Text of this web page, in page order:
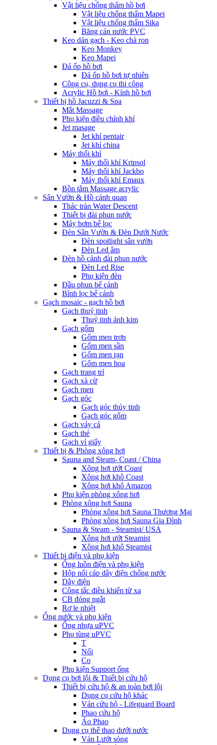
Vật liệu chống thấm hồ bơi
Vật liệu chống thấm Mapei
Vật liệu chống thấm Sika
Băng cản nước PVC
Keo dán gạch - Keo chà ron
Keo Monkey
Keo Mapei
Đá ốp hồ bơi
Đá ốp hồ bơi tự nhiên
Công cụ, dụng cụ thi công
Acrylic Hồ bơi - Kính hồ bơi
Thiết bị hồ Jacuzzi & Spa
Mắt Massage
Phụ kiện điều chỉnh khí
Jet masage
Jet khí pentair
Jet khí china
Máy thổi khí
Máy thổi khí Kripsol
Máy thổi khí Jackbo
Máy thổi khí Emaux
Bồn tắm Massage acrylic
Sân Vườn & Hồ cảnh quan
Thác tràn Water Descent
Thiết bị đài phun nước
Máy bơm bể lọc
Đèn Sân Vườn & Đèn Dưới Nước
Đèn spotlight sân vườn
Đèn Led âm
Đèn hồ cảnh đài phun nước
Đèn Led Rise
Phụ kiện đèn
Đầu phun bể cảnh
Bình lọc bể cảnh
Gạch mosaic - gạch hồ bơi
Gạch thuỷ tinh
Thuỷ tinh ánh kim
Gạch gốm
Gốm men trơn
Gốm men sần
Gốm men rạn
Gốm men hoa
Gạch trang trí
Gạch xà cừ
Gạch men
Gạch góc
Gạch góc thủy tinh
Gạch góc gốm
Gạch vảy cá
Gạch thẻ
Gạch vỉ giấy
Thiết bị & Phòng xông hơi
Sauna and Steam- Coast / China
Xông hơi ướt Coast
Xông hơi khô Coast
Xông hơi khô Amazon
Phụ kiện phòng xông hơi
Phòng xông hơi Sauna
Phòng xông hơi Sauna Thương Mại
Phòng xông hơi Sauna Gia Đình
Sauna & Steam - Steamist/ USA
Xông hơi ướt Steamist
Xông hơi khô Steamist
Thiết bị điện và phụ kiện
Ống luồn điện và phụ kiện
Hộp nối cáp dây điện chống nước
Dây điện
Công tắc điều khiển từ xa
CB đóng ngắt
Rơ le nhiệt
Ống nước và phụ kiện
Ống nhựa uPVC
Phụ tùng uPVC
T
Nối
Co
Phụ kiện Support ống
Dụng cụ bơi lội & Thiết bị cứu hộ
Thiết bị cứu hộ & an toàn bơi lội
Dụng cụ cứu hộ khác
Ván cứu hộ - Lifeguard Board
Phao cứu hộ
Áo Phao
Dụng cụ thể thao dưới nước
Ván Lướt sóng